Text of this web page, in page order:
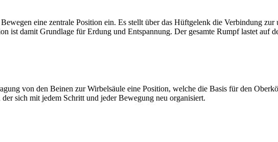
eine zentrale Position ein. Es stellt über das Hüftgelenk die Verbindung
ist damit Grundlage für Erdung und Entspannung. Der gesamte Rumpf lastet auf
von den Beinen zur Wirbelsäule eine Position, welche die Basis für den
sich mit jedem Schritt und jeder Bewegung neu organisiert.